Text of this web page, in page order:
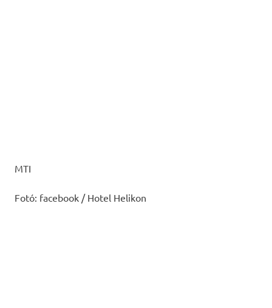
MTI
Fotó: facebook / Hotel Helikon